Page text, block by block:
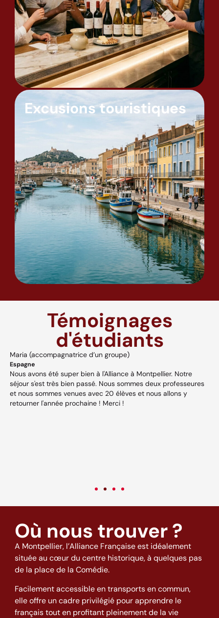
Excusions touristiques
Témoignages
d'étudiants
Maria (accompagnatrice d’un groupe)
Espagne
Nous avons été super bien à l'Alliance à Montpellier. Notre
séjour s'est très bien passé. Nous sommes deux professeures
et nous sommes venues avec 20 élèves et nous allons y
retourner l'année prochaine ! Merci !
Où nous trouver ?
A Montpellier, l’Alliance Française est idéalement
située au cœur du centre historique, à quelques pas
de la place de la Comédie.
Facilement accessible en transports en commun,
elle offre un cadre privilégié pour apprendre le
français tout en profitant pleinement de la vie